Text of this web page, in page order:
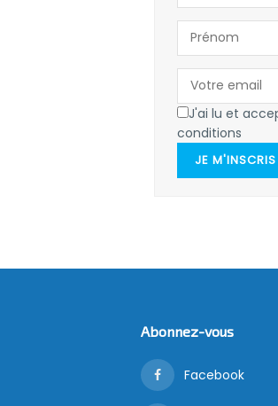
J'ai lu et
conditions
JE M'INSCRIS
Abonnez-vous
Facebook